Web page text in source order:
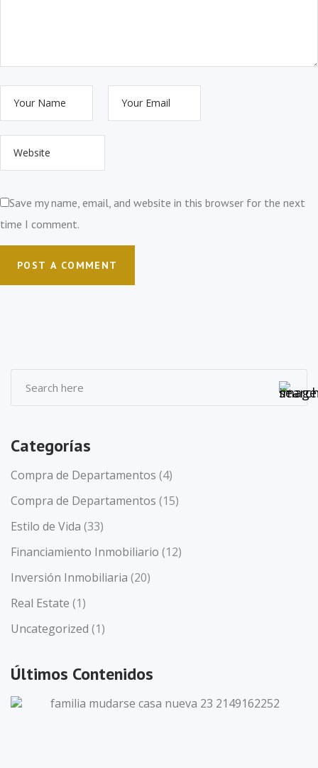
Save my name, email, and website in this browser for the next
time I comment.
Categorías
Compra de Departamentos (4)
Compra de Departamentos (15)
Estilo de Vida (33)
Financiamiento Inmobiliario (12)
Inversión Inmobiliaria (20)
Real Estate (1)
Uncategorized (1)
Últimos Contenidos